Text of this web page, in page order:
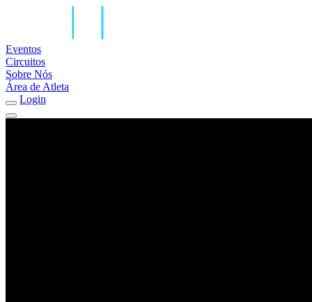
Eventos
Circuitos
Sobre Nós
Área de Atleta
Login